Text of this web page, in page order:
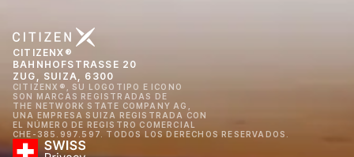
CITIZENX®
BAHNHOFSTRASSE 20
ZUG, SUIZA, 6300
CITIZENX®, SU LOGOTIPO E ICONO
SON MARCAS REGISTRADAS DE
THE NETWORK STATE COMPANY AG,
UNA EMPRESA SUIZA REGISTRADA CON
EL NÚMERO DE REGISTRO COMERCIAL
CHE-385.997.597. TODOS LOS DERECHOS RESERVADOS.